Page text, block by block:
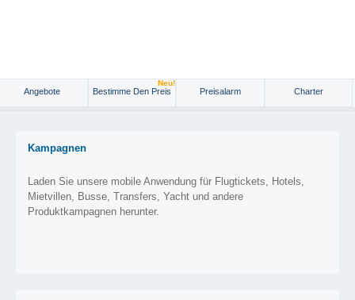
Angebote Bestimme Den Preis
Neu!
Preisalarm Charter
Kampagnen
Laden Sie unsere mobile Anwendung für Flugtickets, Hotels,
Mietvillen, Busse, Transfers, Yacht und andere
Produktkampagnen herunter.